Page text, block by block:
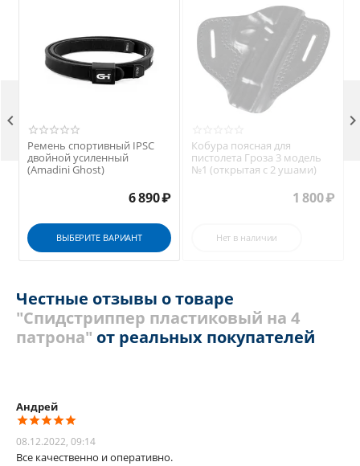
Ремень спортивный IPSC
двойной усиленный
(Amadini Ghost)
6 890₽
ВЫБЕРИТЕ ВАРИАНТ
Кобура поясная для
пистолета Гроза 3 модель
№1 (открытая с 2 ушами)
1 800₽
Нет в наличии

Честные отзывы о товаре
"Спидстриппер пластиковый на 4
патрона" от реальных покупателей
Андрей
08.12.2022, 09:14
Все качественно и оперативно.